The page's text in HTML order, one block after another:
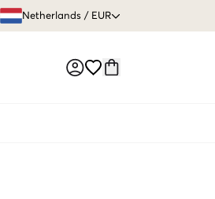
Netherlands / EUR